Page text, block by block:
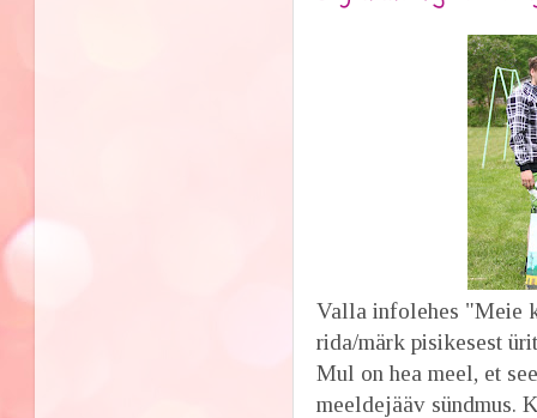
Valla infolehes "Meie
rida/märk pisikesest
Mul on hea meel, et
meeldejääv sündmus.